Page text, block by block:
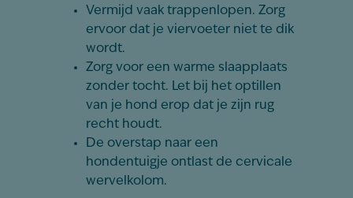
Vermijd vaak trappenlopen. Zorg
ervoor dat je viervoeter niet te dik
wordt.
Zorg voor een warme slaapplaats
zonder tocht. Let bij het optillen
van je hond erop dat je zijn rug
recht houdt.
De overstap naar een
hondentuigje ontlast de cervicale
wervelkolom.